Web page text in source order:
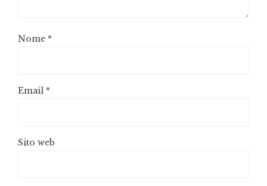
Nome *
Email *
Sito web